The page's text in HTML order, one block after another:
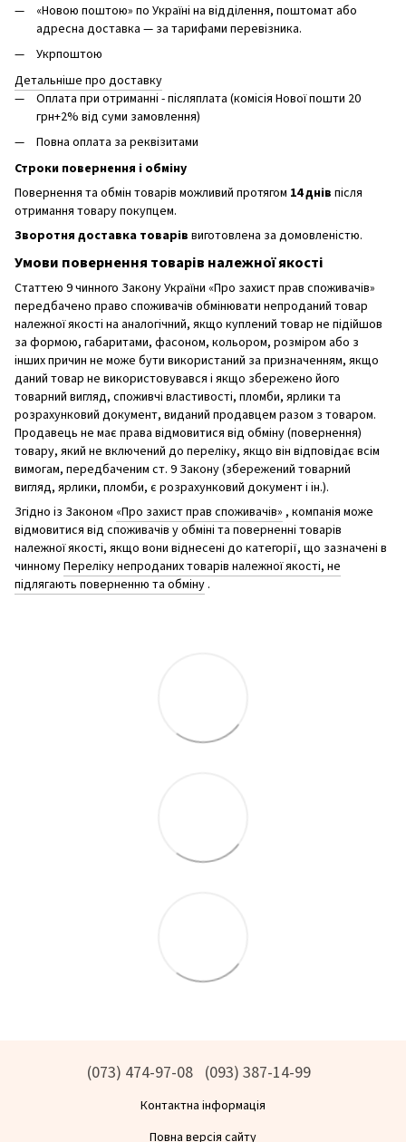
«Новою поштою» по Україні на відділення, поштомат або
адресна доставка — за тарифами перевізника.
Укрпоштою
Детальніше про доставку
Оплата при отриманні - післяплата (комісія Нової пошти 20
грн+2% від суми замовлення)
Повна оплата за реквізитами
Строки повернення і обміну
Повернення та обмін товарів можливий протягом 14 днів після
отримання товару покупцем.
Зворотня доставка товарів виготовлена ​​за домовленістю.
Умови повернення товарів належної якості
Статтею 9 чинного Закону України «Про захист прав споживачів»
передбачено право споживачів обмінювати непроданий товар
належної якості на аналогічний, якщо куплений товар не підійшов
за формою, габаритами, фасоном, кольором, розміром або з
інших причин не може бути використаний за призначенням, якщо
даний товар не використовувався і якщо збережено його
товарний вигляд, споживчі властивості, пломби, ярлики та
розрахунковий документ, виданий продавцем разом з товаром.
Продавець не має права відмовитися від обміну (повернення)
товару, який не включений до переліку, якщо він відповідає всім
вимогам, передбаченим ст. 9 Закону (збережений товарний
вигляд, ярлики, пломби, є розрахунковий документ і ін.).
Згідно із Законом «Про захист прав споживачів» , компанія може
відмовитися від споживачів у обміні та поверненні товарів
належної якості, якщо вони віднесені до категорії, що зазначені в
чинномуПереліку непроданих товарів належної якості, не
підлягають поверненню та обміну .
(073) 474-97-08 (093) 387-14-99
Контактна інформація
Повна версія сайту